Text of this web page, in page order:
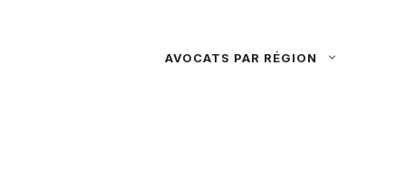
AVOCATS PAR RÉGION